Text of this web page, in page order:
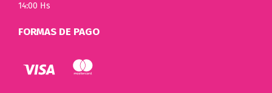
14:00 Hs
FORMAS DE PAGO